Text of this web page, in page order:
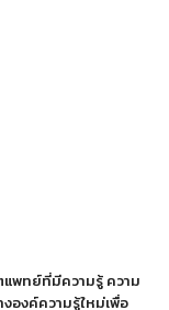
ทย์ที่มีความรู้ ความ
องค์ความรู้ใหม่เพื่อ